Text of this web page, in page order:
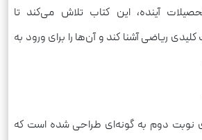
آینده، این کتاب تلاش می‌کند تا
ریاضی آشنا کند و آن‌ها را برای ورود به
نوبت دوم به گونه‌ای طراحی شده است که